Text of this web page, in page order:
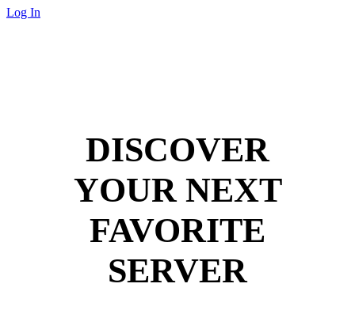
Log In
DISCOVER
YOUR NEXT
FAVORITE
SERVER